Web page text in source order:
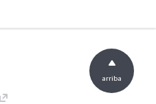
arriba